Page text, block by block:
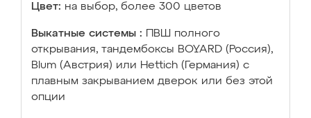
Цвет: на выбор, более 300 цветов
Выкатные системы :
ПВШ полного
открывания, тандембоксы BOYARD (Россия),
Blum (Австрия) или Hettich (Германия) с
плавным закрыванием дверок или без этой
опции